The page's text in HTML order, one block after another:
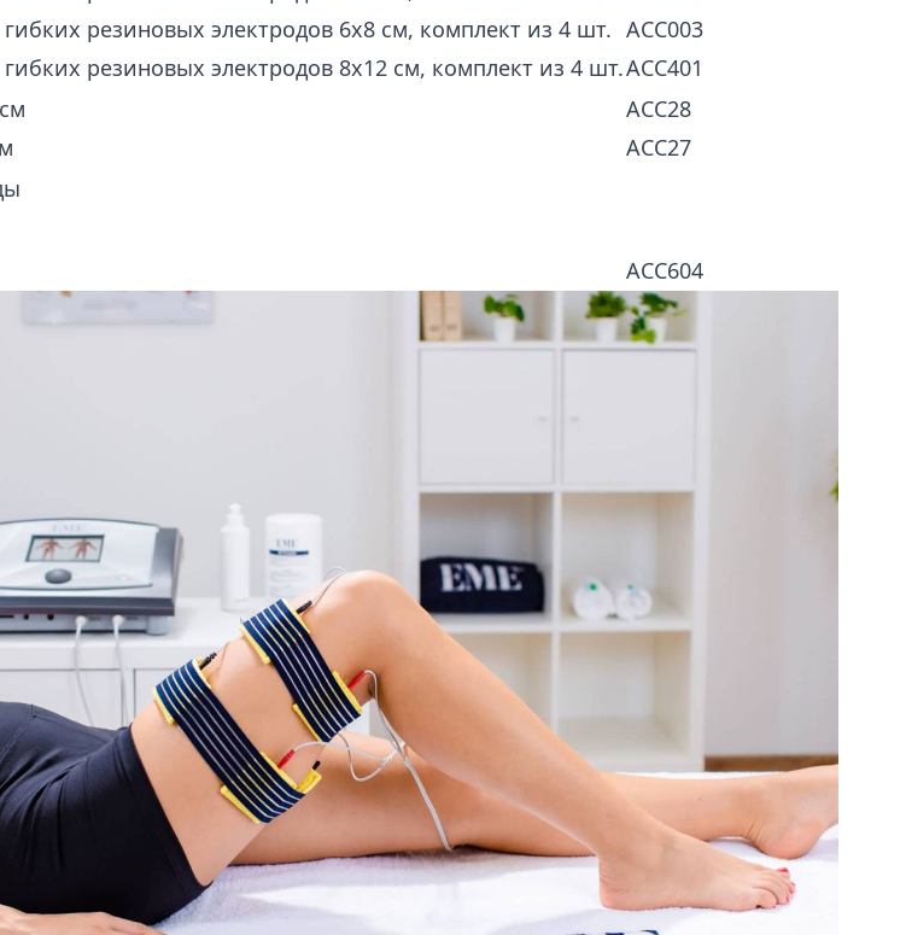
резиновых электродов 6х8 см, комплект из 4 шт.
резиновых электродов 8х12 см, комплект из 4 шт.
АСС003
АСС401
АСС28
АСС27
ACC604